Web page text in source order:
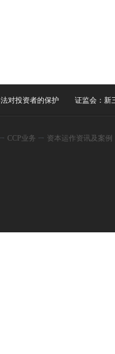
CCP业务 ㄧ 资本运作资讯及案例
对投资者的保护 证监会：新